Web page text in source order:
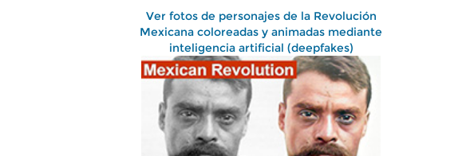
Ver fotos de personajes de la Revolución
Mexicana coloreadas y animadas mediante
inteligencia artificial (deepfakes)